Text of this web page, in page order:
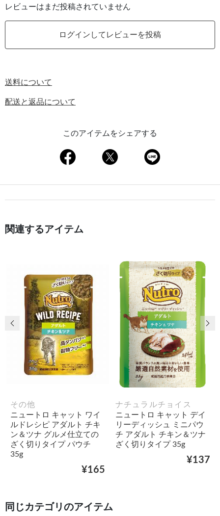
レビューはまだ投稿されていません
ログインしてレビューを投稿
送料について
配送と返品について
このアイテムをシェアする
関連するアイテム
その他
ニュートロ キャット ワイ
ルドレシピ アダルト チキ
ン＆ツナ グルメ仕立ての
ざく切りタイプ パウチ
35g
¥165
ナチュラルチョイス
ニュートロ キャット デイ
リーディッシュ ミニパウ
チ アダルト チキン＆ツナ
ざく切りタイプ 35g
¥137
前の画像 次
同じカテゴリのアイテム